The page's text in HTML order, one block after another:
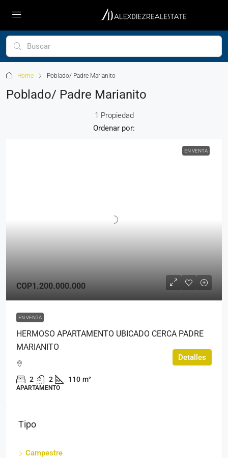
Home Poblado/ Padre Marianito
Poblado/ Padre Marianito
1 Propiedad
Ordenar por:
EN VENTA
COP1.200.000.000
EN VENTA
HERMOSO APARTAMENTO UBICADO CERCA PADRE
MARIANITO
2 2 110 m²
APARTAMENTO
Detalles
Tipo
Campestre